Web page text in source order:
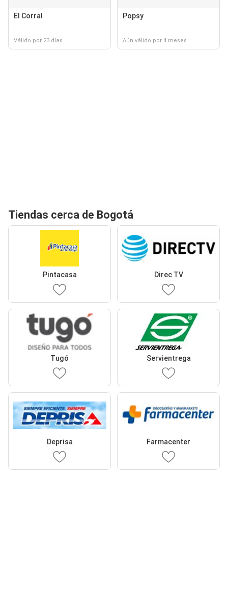
El Corral
Válido por 23 días
Popsy
Aún válido por 4 meses
Tiendas cerca de Bogotá
Pintacasa Direc TV
Tugó Servientrega
Deprisa Farmacenter